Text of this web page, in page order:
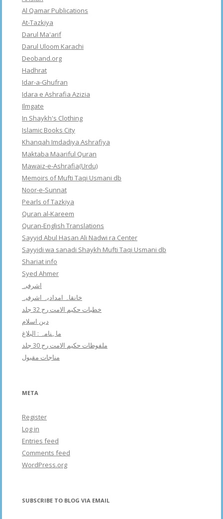
Al Qamar Publications
At-Tazkiya
Darul Ma'arif
Darul Uloom Karachi
Deoband.org
Hadhrat
Idar-a-Ghufran
Idara e Ashrafia Azizia
Ilmgate
In Shaykh's Clothing
Islamic Books City
Khanqah Imdadiya Ashrafiya
Maktaba Maariful Quran
Mawaiz-e-Ashrafia(Urdu)
Memoirs of Mufti Taqi Usmani db
Noor-e-Sunnat
Pearls of Tazkiya
Quran al-Kareem
Quran-English Translations
Sayyid Abul Hasan Ali Nadwi ra Center
Sayyidi wa sanadi Shaykh Mufti Taqi Usmani db
Shariat info
Syed Ahmer
اشرفبہ
خانقاہ امدادیہ اشرفیہ
خطبات حکیم الامت رح 32 جلد
دین اسلام
ماہنامہ : البلاغ
ملفوظات حکیم الامت رح 30 جلد
مناجات مقبول
META
Register
Log in
Entries feed
Comments feed
WordPress.org
SUBSCRIBE TO BLOG VIA EMAIL